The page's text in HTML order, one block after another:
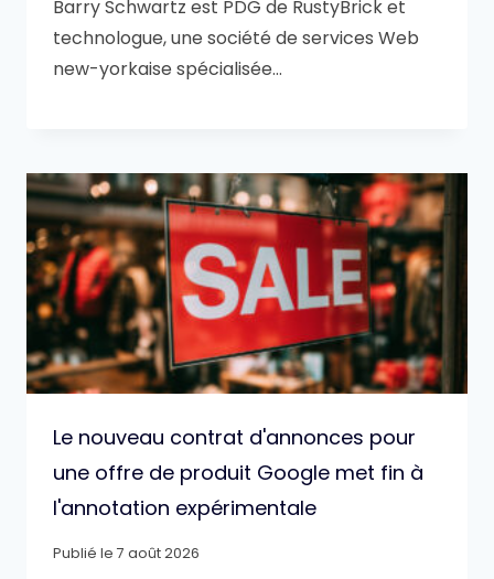
Barry Schwartz est PDG de RustyBrick et
technologue, une société de services Web
new-yorkaise spécialisée…
Le nouveau contrat d'annonces pour
une offre de produit Google met fin à
l'annotation expérimentale
Publié le 7 août 2026